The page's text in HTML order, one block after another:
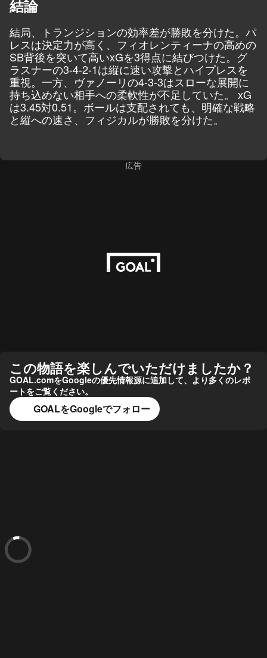
結論
結局、トランジションの効率差が勝敗を分けた。パ
レスは決定力が高く、フィオレンティーナの高めの
SB背後を突いて高いxGを3得点に結びつけた。グ
ラスナーの3-4-2-1は縦に速い攻撃とハイプレスを
重視。一方、ヴァノーリの4-3-3はスローな展開に
持ち込めない相手への柔軟性が不足していた。 xG
は3.45対0.51。ボールは支配されても、明確な戦略
と縦への速さ、フィジカルが勝敗を分けた。
広告
この物語を楽しんでいただけましたか？
GOAL.comをGoogleの優先情報源に追加して、より多くのレポ
ートをご覧ください。
GOALをGoogleでフォロー